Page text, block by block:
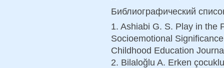
Библиографический
1. Ashiabi G. S. Play in the
Socioemotional
Childhood Education
2. Bilaloğlu A. Erken